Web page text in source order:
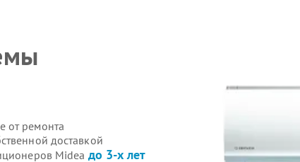
от ремонта
доставкой
Midea до 3-х лет